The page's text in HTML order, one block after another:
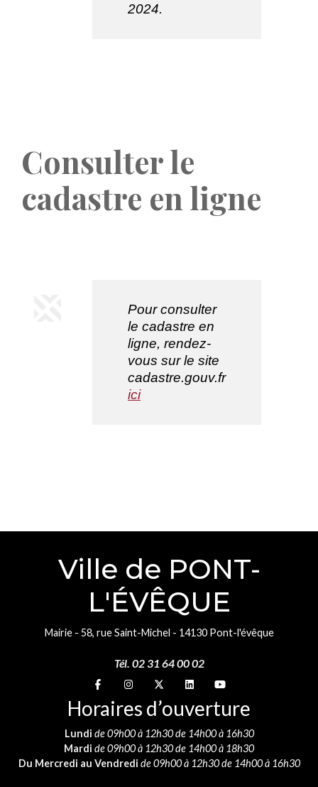
2024.
Consulter le
cadastre en ligne
Pour consulter
le cadastre en
ligne, rendez-
vous sur le site
cadastre.gouv.fr
ici
Ville de PONT-
L'ÉVÊQUE
Mairie - 58, rue Saint-Michel - 14130 Pont-l'évêque
Tél. 02 31 64 00 02
Suivez-nous sur
Suivez-nous sur
Suivez-nous sur
Suivez-nous sur
Suivez-nous sur
Horaires d’ouverture
Lundi de 09h00 à 12h30 de 14h00 à 16h30
Mardi de 09h00 à 12h30 de 14h00 à 18h30
Du Mercredi au Vendredi de 09h00 à 12h30 de 14h00 à 16h30